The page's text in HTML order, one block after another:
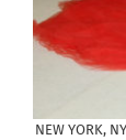
NEW YORK,